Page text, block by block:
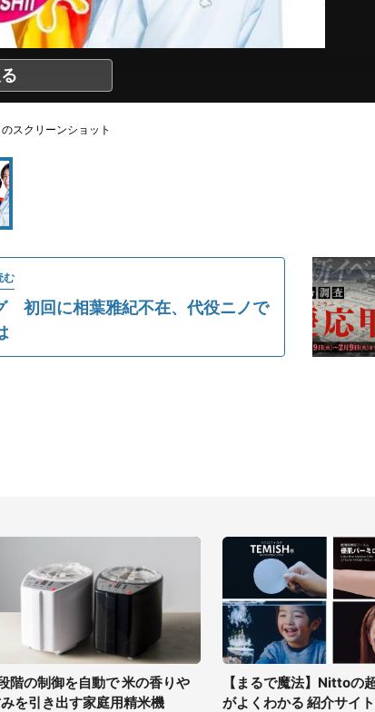
スクリーンショット
む
初回に相葉雅紀不在、代役ニノで
階の制御を自動で 米の香りや
を引き出す家庭用精米機
【まるで魔法】Nittoの
がよくわかる 紹介サイ